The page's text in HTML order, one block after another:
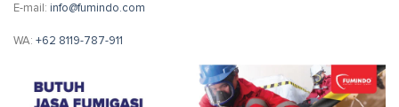
E-mail: info@fumindo.com
WA: +62 8119-787-911